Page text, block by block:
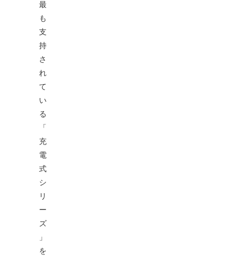
最
も
支
持
さ
れ
て
い
る
「
充
電
式
シ
リ
ー
ズ
」
を